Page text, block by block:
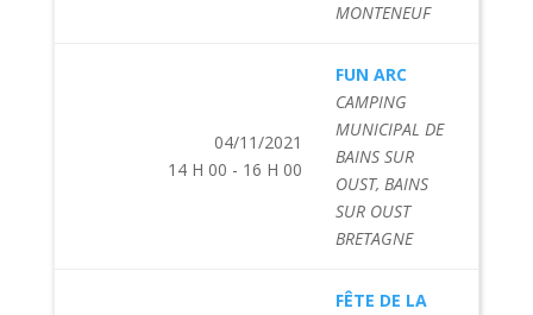
MONTENEUF
04/11/2021
14 H 00 - 16 H 00
FUN ARC
CAMPING
MUNICIPAL DE
BAINS SUR
OUST, BAINS
SUR OUST
BRETAGNE
FÊTE DE LA